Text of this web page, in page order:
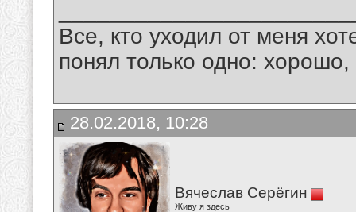
Все, кто уходил от меня
понял только одно:
28.02.2018, 10:28
Вячеслав Серёгин
Живу я здесь